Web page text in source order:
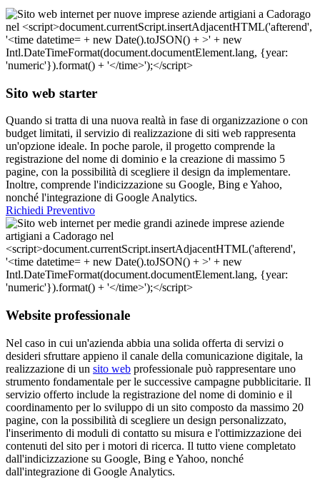
Sito web starter
Quando si tratta di una nuova realtà in fase di organizzazione o con
budget limitati, il servizio di realizzazione di siti web rappresenta
un'opzione ideale. In poche parole, il progetto comprende la
registrazione del nome di dominio e la creazione di massimo 5
pagine, con la possibilità di scegliere il design da implementare.
Inoltre, comprende l'indicizzazione su Google, Bing e Yahoo,
nonché l'integrazione di Google Analytics.
Richiedi Preventivo
Website professionale
Nel caso in cui un'azienda abbia una solida offerta di servizi o
desideri sfruttare appieno il canale della comunicazione digitale, la
realizzazione di un sito web professionale può rappresentare uno
strumento fondamentale per le successive campagne pubblicitarie. Il
servizio offerto include la registrazione del nome di dominio e il
coordinamento per lo sviluppo di un sito composto da massimo 20
pagine, con la possibilità di scegliere un design personalizzato,
l'inserimento di moduli di contatto su misura e l'ottimizzazione dei
contenuti del sito per i motori di ricerca. Il tutto viene completato
dall'indicizzazione su Google, Bing e Yahoo, nonché
dall'integrazione di Google Analytics.